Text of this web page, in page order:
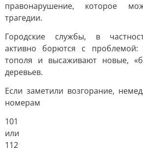
правонарушение, которое
трагедии.
Городские службы, в
активно борются с проблемой:
тополя и высаживают новые,
деревьев.
Если заметили возгорание,
номерам
101
или
112